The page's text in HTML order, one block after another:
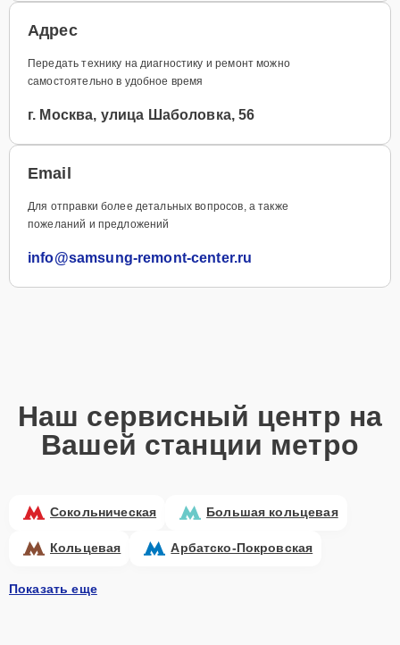
Адрес
Передать технику на диагностику и ремонт можно
самостоятельно в удобное время
г. Москва, улица Шаболовка, 56
Email
Для отправки более детальных вопросов, а также
пожеланий и предложений
info@samsung-remont-center.ru
Наш сервисный центр на
Вашей станции метро
Сокольническая Большая кольцевая
Кольцевая Арбатско-Покровская
Показать еще